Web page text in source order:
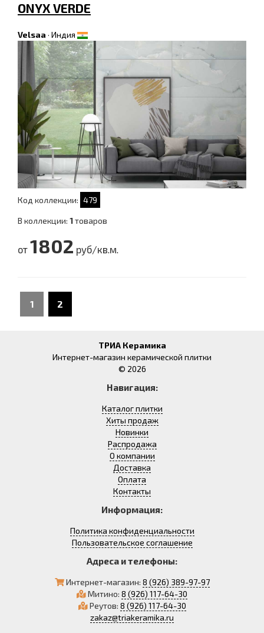
ONYX VERDE
Velsaa · Индия
Код коллекции: 479
В коллекции: 1товаров
от 1802 руб/кв.м.
1 2
ТРИА Керамика
Интернет-магазин керамической плитки
© 2026
Навигация:
Каталог плитки
Хиты продаж
Новинки
Распродажа
О компании
Доставка
Оплата
Контакты
Информация:
Политика конфиденциальности
Пользовательское соглашение
Адреса и телефоны:
Интернет-магазин: 8 (926) 389-97-97
Митино: 8 (926) 117-64-30
Реутов: 8 (926) 117-64-30
zakaz@triakeramika.ru